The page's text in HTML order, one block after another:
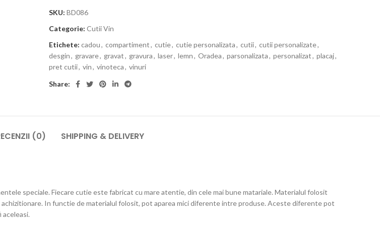
SKU: BD086
Categorie: Cutii Vin
Etichete: cadou, compartiment, cutie, cutie personalizata, cutii, cutii personalizate,
desgin, gravare, gravat, gravura, laser, lemn, Oradea, parsonalizata, personalizat, placaj,
pret cutii, vin, vinoteca, vinuri
Share:
(0) SHIPPING & DELIVERY
speciale. Fiecare cutie este fabricat cu mare atentie, din cele mai bune matariale. Materialul folosit
In functie de materialul folosit, pot aparea mici diferente intre produse. Aceste diferente pot